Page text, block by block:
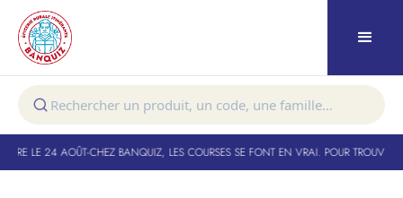
LE 24 AOÛT-CHEZ BANQUIZ, LES COURSES SE FONT EN VRAI. POUR TROUVER